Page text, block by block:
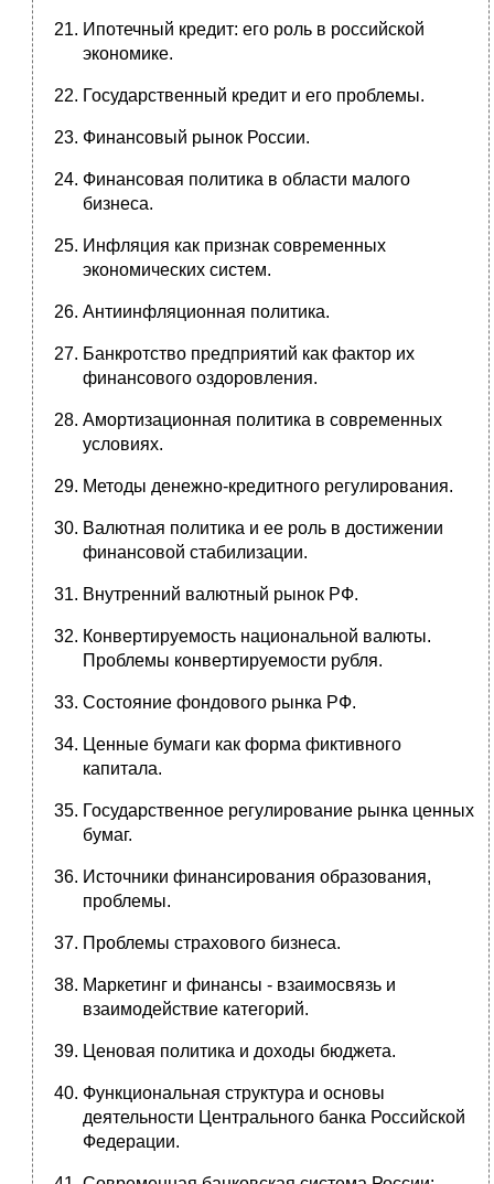
Ипотечный кредит: его роль в российской
экономике.
Государственный кредит и его проблемы.
Финансовый рынок России.
Финансовая политика в области малого
бизнеса.
Инфляция как признак современных
экономических систем.
Антиинфляционная политика.
Банкротство предприятий как фактор их
финансового оздоровления.
Амортизационная политика в современных
условиях.
Методы денежно-кредитного регулирования.
Валютная политика и ее роль в достижении
финансовой стабилизации.
Внутренний валютный рынок РФ.
Конвертируемость национальной валюты.
Проблемы конвертируемости рубля.
Состояние фондового рынка РФ.
Ценные бумаги как форма фиктивного
капитала.
Государственное регулирование рынка ценных
бумаг.
Источники финансирования образования,
проблемы.
Проблемы страхового бизнеса.
Маркетинг и финансы - взаимосвязь и
взаимодействие категорий.
Ценовая политика и доходы бюджета.
Функциональная структура и основы
деятельности Центрального банка Российской
Федерации.